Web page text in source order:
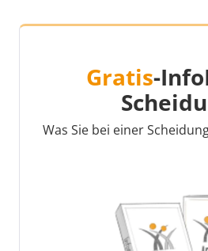
Gratis-
Was Sie bei einer